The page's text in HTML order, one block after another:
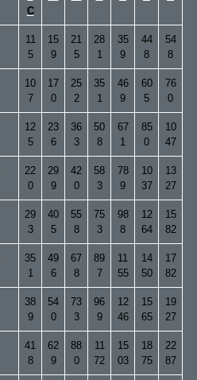
C
11
5
15
9
21
5
28
1
35
9
44
8
54
8
10
7
17
0
25
2
35
1
46
9
60
5
76
0
12
5
23
6
36
3
50
8
67
1
85
0
10
47
22
0
29
9
42
0
58
3
78
9
10
37
13
27
29
3
40
5
55
8
75
3
98
8
12
64
15
82
35
1
49
6
67
8
89
7
11
55
14
50
17
82
38
9
54
0
73
3
96
9
12
46
15
65
19
27
41
8
62
9
88
0
11
72
15
03
18
75
22
87